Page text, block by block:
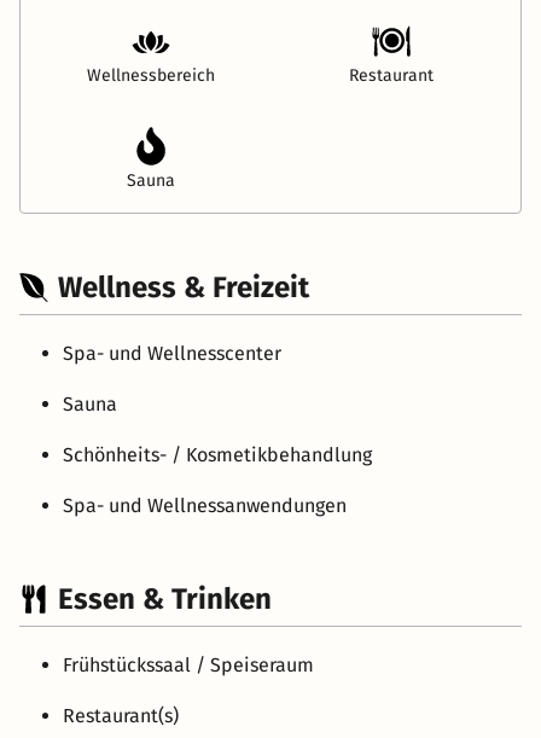
Wellnessbereich Restaurant
Sauna
Wellness & Freizeit
Spa- und Wellnesscenter
Sauna
Schönheits- / Kosmetikbehandlung
Spa- und Wellnessanwendungen
Essen & Trinken
Frühstückssaal / Speiseraum
Restaurant(s)